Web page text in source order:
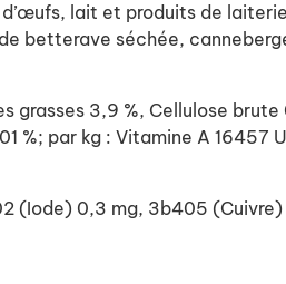
lait et produits de
betterave séchée,
grasses 3,9 %, Cellulose
%; par kg : Vitamine A
(Iode) 0,3 mg, 3b405